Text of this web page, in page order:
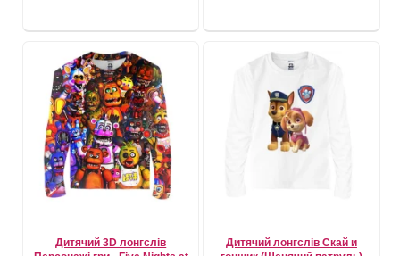
Дитячий 3D лонгслів
Дитячий лонгслів Скай и